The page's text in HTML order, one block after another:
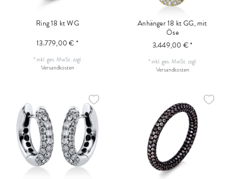
Ring 18 kt WG
13.779,00 € *
* inkl. ges. MwSt.zzgl.
Versandkosten
Anhänger 18 kt GG, mit
Öse
3.449,00 € *
* inkl. ges. MwSt.zzgl.
Versandkosten